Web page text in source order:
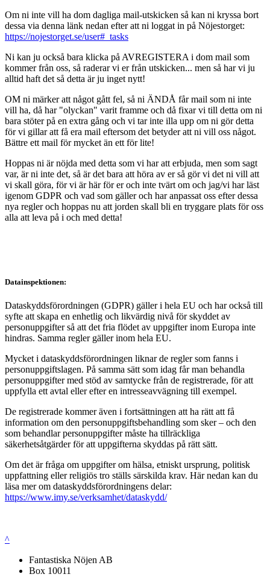
Om ni inte vill ha dom dagliga mail-utskicken så kan ni kryssa bort
dessa via denna länk nedan efter att ni loggat in på Nöjestorget:
https://nojestorget.se/user#_tasks
Ni kan ju också bara klicka på AVREGISTERA i dom mail som
kommer från oss, så raderar vi er från utskicken... men så har vi ju
alltid haft det så detta är ju inget nytt!
OM ni märker att något gått fel, så ni ÄNDÅ får mail som ni inte
vill ha, då har "olyckan" varit framme och då fixar vi till detta om ni
bara stöter på en extra gång och vi tar inte illa upp om ni gör detta
för vi gillar att få era mail eftersom det betyder att ni vill oss något.
Bättre ett mail för mycket än ett för lite!
Hoppas ni är nöjda med detta som vi har att erbjuda, men som sagt
var, är ni inte det, så är det bara att höra av er så gör vi det ni vill att
vi skall göra, för vi är här för er och inte tvärt om och jag/vi har läst
igenom GDPR och vad som gäller och har anpassat oss efter dessa
nya regler och hoppas nu att jorden skall bli en tryggare plats för oss
alla att leva på i och med detta!
Datainspektionen:
Dataskyddsförordningen (GDPR) gäller i hela EU och har också till
syfte att skapa en enhetlig och likvärdig nivå för skyddet av
personuppgifter så att det fria flödet av uppgifter inom Europa inte
hindras. Samma regler gäller inom hela EU.
Mycket i dataskyddsförordningen liknar de regler som fanns i
personuppgiftslagen. På samma sätt som idag får man behandla
personuppgifter med stöd av samtycke från de registrerade, för att
uppfylla ett avtal eller efter en intresseavvägning till exempel.
De registrerade kommer även i fortsättningen att ha rätt att få
information om den personuppgiftsbehandling som sker – och den
som behandlar personuppgifter måste ha tillräckliga
säkerhetsåtgärder för att uppgifterna skyddas på rätt sätt.
Om det är fråga om uppgifter om hälsa, etniskt ursprung, politisk
uppfattning eller religiös tro ställs särskilda krav. Här nedan kan du
läsa mer om dataskyddsförordningens delar:
https://www.imy.se/verksamhet/dataskydd/
^
Fantastiska Nöjen AB
Box 10011